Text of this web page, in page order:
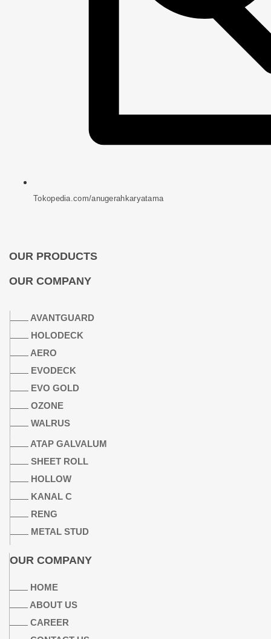
Tokopedia.com/anugerahkaryatama
OUR PRODUCTS
OUR COMPANY
AVANTGUARD
HOLODECK
AERO
EVODECK
EVO GOLD
OZONE
WALRUS
ATAP GALVALUM
SHEET ROLL
HOLLOW
KANAL C
RENG
METAL STUD
OUR COMPANY
HOME
ABOUT US
CAREER